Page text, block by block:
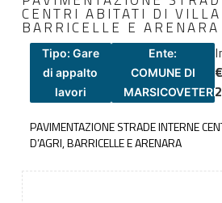
CENTRI ABITATI DI VILLA
BARRICELLE E ARENARA
Tipo: Gare
di appalto
lavori
Ente:
COMUNE DI
MARSICOVETERE
€
PAVIMENTAZIONE STRADE INTERNE
D’AGRI, BARRICELLE E ARENARA